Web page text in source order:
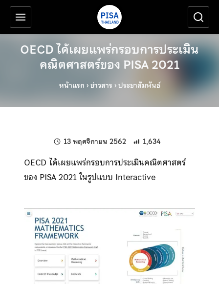
ข้ามไปยังเนื้อหาหลัก
เครื่องมือช่วยเหลือ
OECD ได้เผยแพร่กรอบการประเมิน
คณิตศาสตร์ของ PISA 2021
หน้าแรก ›ข่าวสาร›ประชาสัมพันธ์
13 พฤศจิกายน 2562 แก้ไขล่าสุดเมื่อ:
1,634
OECD ได้เผยแพร่กรอบการประเมินคณิตศาสตร์
ของ PISA 2021 ในรูปแบบ Interactive